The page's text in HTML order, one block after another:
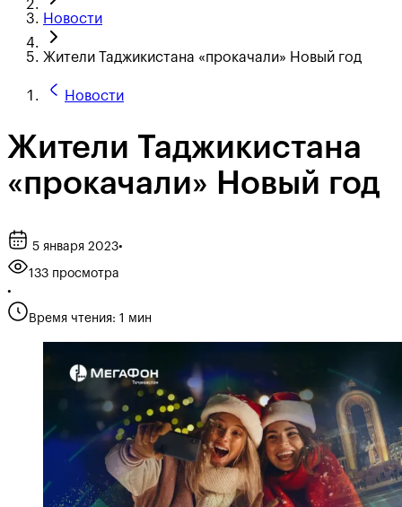
Новости
Жители Таджикистана «прокачали» Новый год
Новости
Жители Таджикистана
«прокачали» Новый год
5 января 2023•
133 просмотра
•
Время чтения: 1 мин